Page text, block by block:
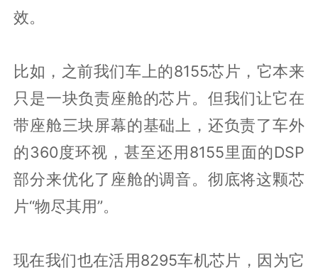
效。
比如，之前我们车上的8155芯片，它本来
只是一块负责座舱的芯片。但我们让它在
带座舱三块屏幕的基础上，还负责了车外
的360度环视，甚至还用8155里面的DSP
部分来优化了座舱的调音。彻底将这颗芯
片“物尽其用”。
现在我们也在活用8295车机芯片，因为它